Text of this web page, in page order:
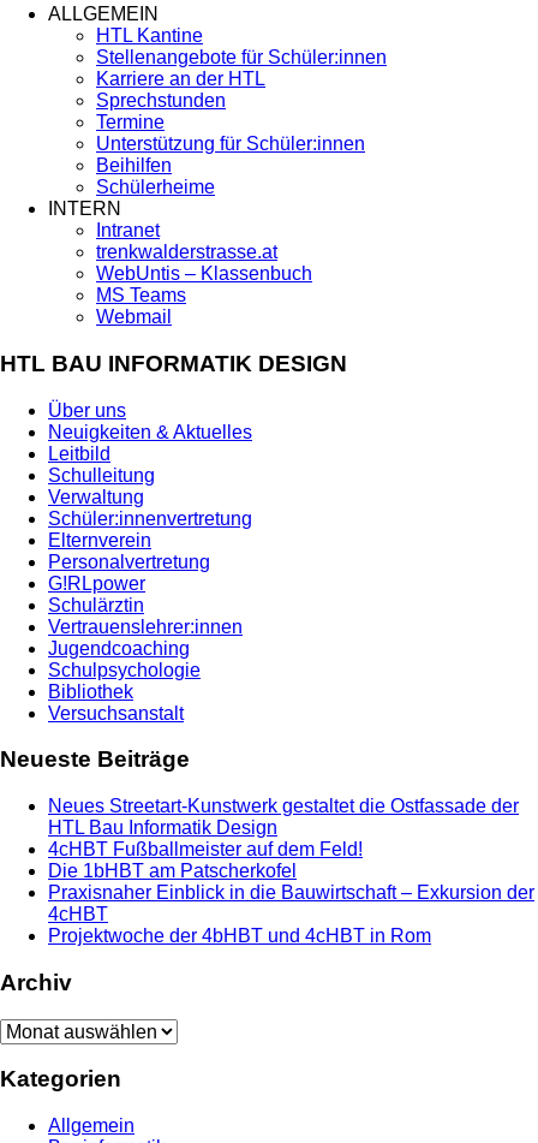
ALLGEMEIN
HTL Kantine
Stellenangebote für Schüler:innen
Karriere an der HTL
Sprechstunden
Termine
Unterstützung für Schüler:innen
Beihilfen
Schülerheime
INTERN
Intranet
trenkwalderstrasse.at
WebUntis – Klassenbuch
MS Teams
Webmail
HTL BAU INFORMATIK DESIGN
Über uns
Neuigkeiten & Aktuelles
Leitbild
Schulleitung
Verwaltung
Schüler:innenvertretung
Elternverein
Personalvertretung
G!RLpower
Schulärztin
Vertrauenslehrer:innen
Jugendcoaching
Schulpsychologie
Bibliothek
Versuchsanstalt
Neueste Beiträge
Neues Streetart-Kunstwerk gestaltet die Ostfassade der
HTL Bau Informatik Design
4cHBT Fußballmeister auf dem Feld!
Die 1bHBT am Patscherkofel
Praxisnaher Einblick in die Bauwirtschaft – Exkursion der
4cHBT
Projektwoche der 4bHBT und 4cHBT in Rom
Archiv
Archiv
Kategorien
Allgemein